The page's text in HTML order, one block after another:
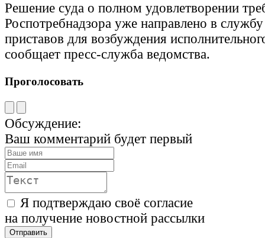
Решение суда о полном удовлетворении
Роспотребнадзора уже направлено в
приставов для возбуждения
сообщает пресс-служба ведомства.
Проголосовать
Обсуждение:
Ваш комментарий будет первый
Я подтверждаю своё согласие
на получение новостной рассылки